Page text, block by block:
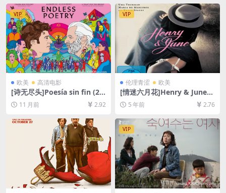
VIP
欧美 高清电影
[诗无尽头]Poesía sin fin (20
16)[百度网盘+夸克网盘+迅雷
云盘资源1080P超清未删减]
[MP4/8GB][中文字幕]
11 月前 2.92
VIP
伦理青涩 欧美
[情迷六月花]Henry & June
(1990)[百度网盘+迅雷云盘资
源1080P超清未删减][MP4/6.
9GB][中英字幕]【视频文件
+防和谐压缩包（含解压密
码）】
5 年前 2.76
VIP